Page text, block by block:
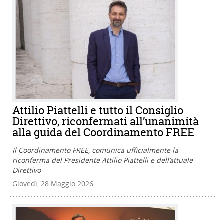
Attilio Piattelli e tutto il Consiglio
Direttivo, riconfermati all’unanimità
alla guida del Coordinamento FREE
Il Coordinamento FREE, comunica ufficialmente la
riconferma del Presidente Attilio Piattelli e dell’attuale
Direttivo
Giovedì, 28 Maggio 2026